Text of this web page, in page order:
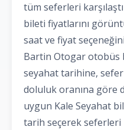
tüm seferleri
bileti fiyatlarını
saat ve fiyat
Bartin Otogar otobüs
seyahat tarihine,
doluluk oranına göre
uygun Kale Seyahat
tarih seçerek seferleri